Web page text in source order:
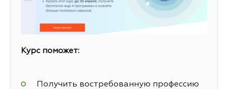
Курс поможет:
Получить востребованную профессию